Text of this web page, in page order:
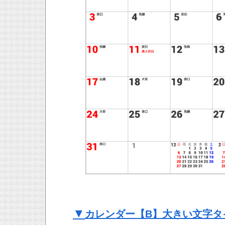
▼ カレンダー【B】大きい文字タ